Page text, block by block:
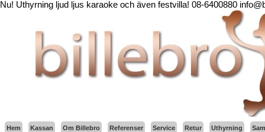
Nu! Uthyrning ljud ljus karaoke och även festvilla! 08-6400880
Hem Kassan Om Billebro Referenser Service Retur Uthyrning